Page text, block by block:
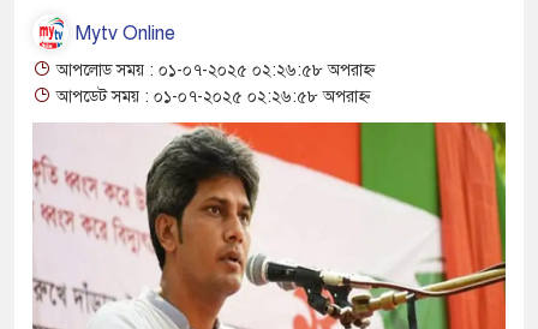
থাকায় বিক্রিতে নিষেধাজ্ঞা
অত্যাচারের ছবি যেন আর তুলতে
‘গুলশানের চামেলি’তে ভিন্ন
যৌনকর্মীর দালাল চরিত্রে
Mytv Online
আপলোড সময় : ০১-০৭-২০২৫ ০২:২৬:৫৮ অপরাহ্ন
আপডেট সময় : ০১-০৭-২০২৫ ০২:২৬:৫৮ অপরাহ্ন